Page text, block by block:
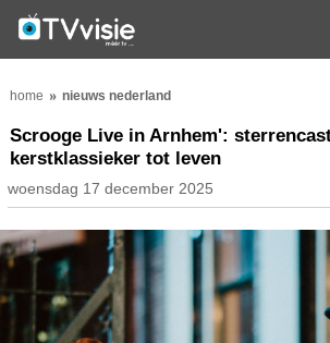
home nieuws nederland
Scrooge Live in Arnhem':
kerstklassieker tot leven
woensdag 17 december 2025